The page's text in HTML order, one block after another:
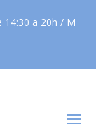
14:30 a 20h / M